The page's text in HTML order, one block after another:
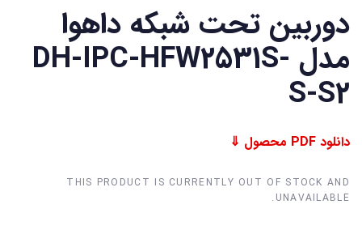
دوربین تحت شبکه داهوا
مدل DH-IPC-HFW2531S-
S-S2
دانلود PDF محصول ⇓
THIS PRODUCT IS CURRENTLY OUT OF STOCK AND
UNAVAILABLE.